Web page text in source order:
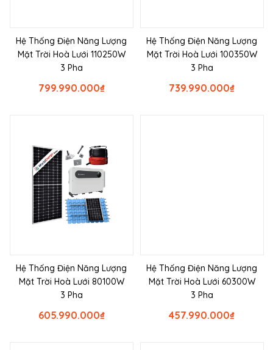
Hệ Thống Điện Năng Lượng
Mặt Trời Hoà Lưới 110250W
3 Pha
₫
799.990.000
Hệ Thống Điện Năng Lượng
Mặt Trời Hoà Lưới 100350W
3 Pha
₫
739.990.000
Hệ Thống Điện Năng Lượng
Mặt Trời Hoà Lưới 80100W
3 Pha
₫
605.990.000
Hệ Thống Điện Năng Lượng
Mặt Trời Hoà Lưới 60300W
3 Pha
₫
457.990.000